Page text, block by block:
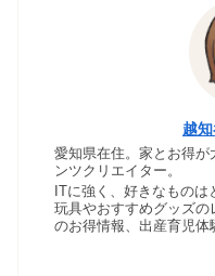
越知
愛知県在住。家とお得
ンツクリエイター。
ITに強く、好きなものは
玩具やおすすめグッズの
のお得情報、出産育児体